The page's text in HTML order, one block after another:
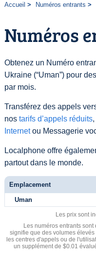
Accueil Numéros entrants
Numéros
Obtenez un Numéro
Ukraine (“Uman”) pour
par mois.
Transférez des appels
nos tarifs d’appels réduits
Internetou Messagerie
Localphone offre
partout dans le monde.
Emplacement
Uman
Les prix sont
Les numéros entrants
signifie que des volumes
les centres d'appels ou de
un supplément de $0.01